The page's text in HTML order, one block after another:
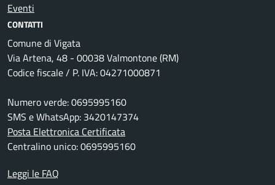
Eventi
CONTATTI
Comune di Vigata
Via Artena, 48 - 00038 Valmontone (RM)
Codice fiscale / P. IVA: 04271000871
Numero verde: 0695995160
SMS e WhatsApp: 3420147374
Posta Elettronica Certificata
Centralino unico: 0695995160
Leggi le FAQ